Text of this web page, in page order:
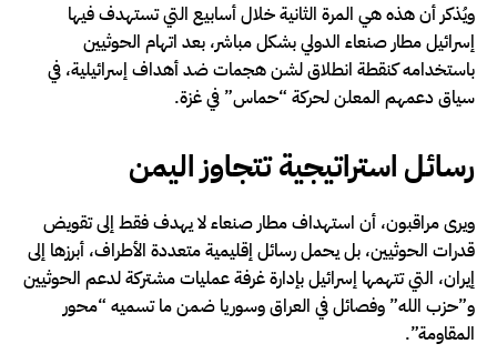
ويُذكر أن هذه هي المرة الثانية خلال أسابيع التي تستهدف فيها
إسرائيل مطار صنعاء الدولي بشكل مباشر، بعد اتهام الحوثيين
باستخدامه كنقطة انطلاق لشن هجمات ضد أهداف إسرائيلية، في
سياق دعمهم المعلن لحركة “حماس” في غزة.
رسائل استراتيجية تتجاوز اليمن
ويرى مراقبون، أن استهداف مطار صنعاء لا يهدف فقط إلى تقويض
قدرات الحوثيين، بل يحمل رسائل إقليمية متعددة الأطراف، أبرزها إلى
إيران، التي تتهمها إسرائيل بإدارة غرفة عمليات مشتركة لدعم الحوثيين
و”حزب الله” وفصائل في العراق وسوريا ضمن ما تسميه “محور
المقاومة”.